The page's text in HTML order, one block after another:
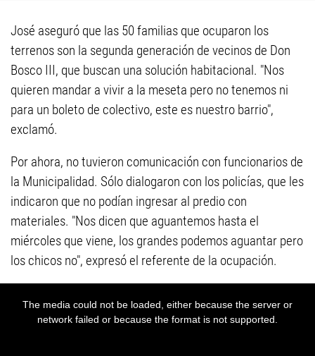
José aseguró que las 50 familias que ocuparon los
terrenos son la segunda generación de vecinos de Don
Bosco III, que buscan una solución habitacional. "Nos
quieren mandar a vivir a la meseta pero no tenemos ni
para un boleto de colectivo, este es nuestro barrio",
exclamó.
Por ahora, no tuvieron comunicación con funcionarios de
la Municipalidad. Sólo dialogaron con los policías, que les
indicaron que no podían ingresar al predio con
materiales. "Nos dicen que aguantemos hasta el
miércoles que viene, los grandes podemos aguantar pero
los chicos no", expresó el referente de la ocupación.